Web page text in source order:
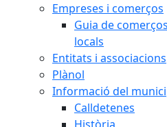
Empreses i comerços
Guia de
locals
Entitats i associacions
Plànol
Informació del
Calldetenes